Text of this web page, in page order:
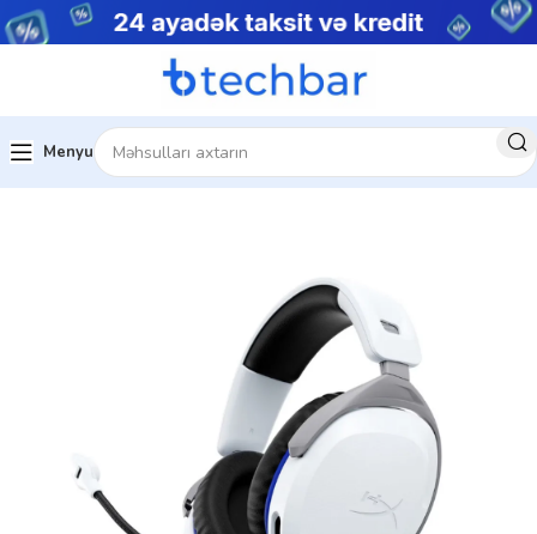
Menyu
Kompüter Qulaqlıqları Hyperx Qulaqlıqlar